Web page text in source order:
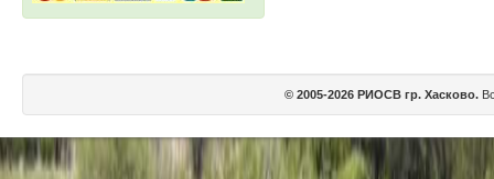
© 2005-2026 РИОСВ гр. Хасково.